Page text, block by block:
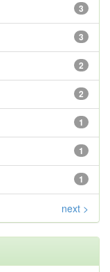
3
3
2
2
1
1
1
next >